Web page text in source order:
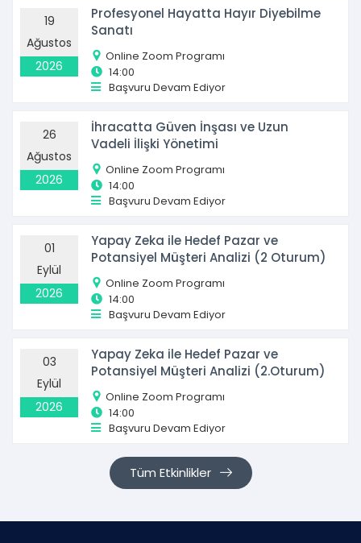
19
Ağustos
2026
Profesyonel Hayatta Hayır Diyebilme
Sanatı
Online Zoom Programı
14:00
Başvuru Devam Ediyor
26
Ağustos
2026
İhracatta Güven İnşası ve Uzun
Vadeli İlişki Yönetimi
Online Zoom Programı
14:00
Başvuru Devam Ediyor
01
Eylül
2026
Yapay Zeka ile Hedef Pazar ve
Potansiyel Müşteri Analizi (2 Oturum)
Online Zoom Programı
14:00
Başvuru Devam Ediyor
03
Eylül
2026
Yapay Zeka ile Hedef Pazar ve
Potansiyel Müşteri Analizi (2.Oturum)
Online Zoom Programı
14:00
Başvuru Devam Ediyor
Tüm Etkinlikler